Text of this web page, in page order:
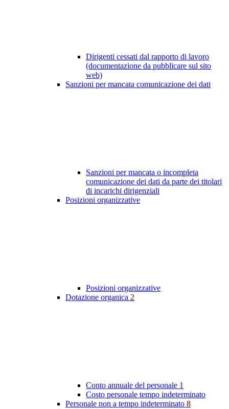
Dirigenti cessati dal rapporto di lavoro
(documentazione da pubblicare sul sito
web)
Sanzioni per mancata comunicazione dei dati
Sanzioni per mancata o incompleta
comunicazione dei dati da parte dei titolari
di incarichi dirigenziali
Posizioni organizzative
Posizioni organizzative
Dotazione organica 2
Conto annuale del personale 1
Costo personale tempo indeterminato
Personale non a tempo indeterminato 8